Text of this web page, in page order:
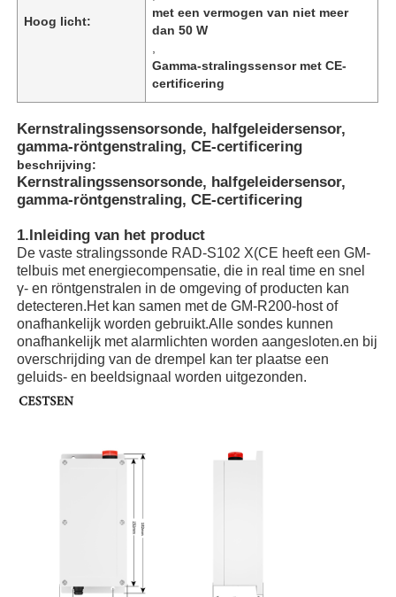
Videos
Hoog licht:
met een vermogen van niet meer
dan 50 W
Gamma-stralingssensor met CE-
certificering
Kernstralingssensorsonde, halfgeleidersensor,
gamma-röntgenstraling, CE-certificering
beschrijving:
Kernstralingssensorsonde, halfgeleidersensor,
gamma-röntgenstraling, CE-certificering
1.Inleiding van het product
De vaste stralingssonde RAD-S102 X(CE heeft een GM-
telbuis met energiecompensatie, die in real time en snel
γ- en röntgenstralen in de omgeving of producten kan
detecteren.Het kan samen met de GM-R200-host of
onafhankelijk worden gebruikt.Alle sondes kunnen
onafhankelijk met alarmlichten worden aangesloten.en bij
overschrijding van de drempel kan ter plaatse een
geluids- en beeldsignaal worden uitgezonden.